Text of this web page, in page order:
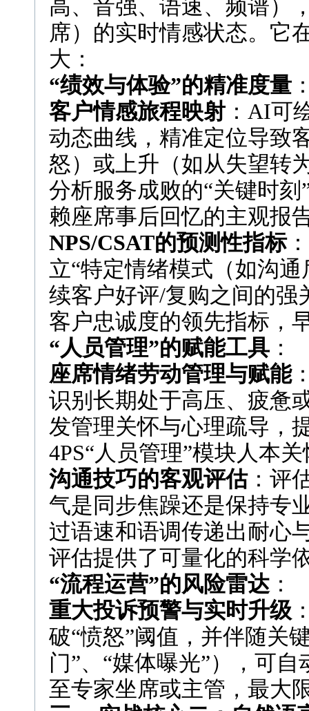
高、音强、语速、频谱）
席）的实时情感状态。它
大：
“绩效与体验”的精准度量
客户情感旅程映射 ：AI可
动态曲线，精准定位导致
怒）或上升（如从失望转
分析服务成败的“关键时
赖座席事后回忆的主观报
NPS/CSAT的预测性指标
立“特定情绪模式（如沟
续客户好评/复购之间的强
客户忠诚度的领先指标，
“人员管理”的赋能工具 ：
座席情绪劳动管理与赋能
识别长期处于高压、疲惫
发管理关怀与心理疏导，
4PS“人员管理”模块人本
沟通技巧的客观评估：评
气是同步焦躁还是保持专
过语速和语调传递出耐心
评估提供了可量化的科学
“流程运营”的风险雷达：
重大投诉预警与实时升级
破“愤怒”阈值，并伴随关
门”、“媒体曝光”），可
至专家坐席或主管，最大